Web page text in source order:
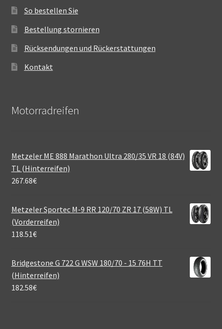
So bestellen Sie
Bestellung stornieren
Rücksendungen und Rückerstattungen
Kontakt
Motorradreifen
Metzeler ME 888 Marathon Ultra 280/35 VR 18 (84V)
TL (Hinterreifen)
267.68€
Metzeler Sportec M-9 RR 120/70 ZR 17 (58W) TL
(Vorderreifen)
118.51€
Bridgestone G 722 G WSW 180/70 - 15 76H TT
(Hinterreifen)
182.58€